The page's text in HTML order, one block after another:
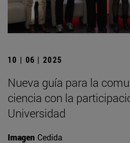
10 | 06 | 2025
Nueva guía para la
ciencia con la
Universidad
Imagen Cedida